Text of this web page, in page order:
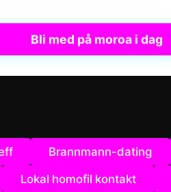
Bli med på moroa i dag
Brannmann-dating
Lokal homofil kontakt